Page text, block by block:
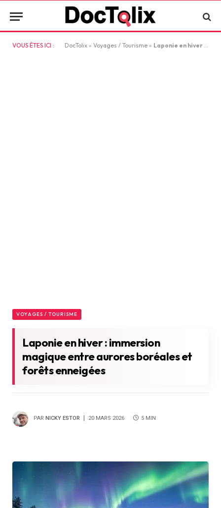
VOUS ÊTES ICI : DocTolix » Voyages / Tourisme » Laponie en hiver : immersion magique entre aurores boréales et forêts enneigées
VOYAGES / TOURISME
Laponie en hiver : immersion
magique entre aurores boréales et
forêts enneigées
PAR NICKY ESTOR 20 MARS 2026 5 MIN